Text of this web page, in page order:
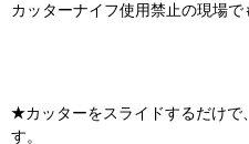
カッターナイフ使用禁止の現場で
★カッターをスライドするだけ
す。